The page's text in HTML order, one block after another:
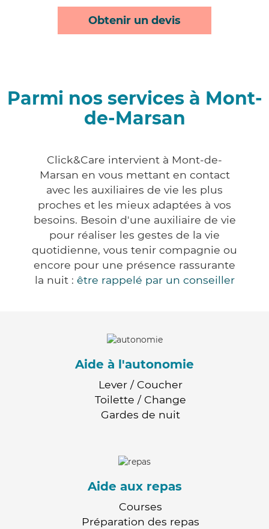
Obtenir un devis
Parmi nos services à Mont-
de-Marsan
Click&Care intervient à Mont-de-
Marsan en vous mettant en contact
avec les auxiliaires de vie les plus
proches et les mieux adaptées à vos
besoins. Besoin d'une auxiliaire de vie
pour réaliser les gestes de la vie
quotidienne, vous tenir compagnie ou
encore pour une présence rassurante
la nuit : être rappelé par un conseiller
Aide à l'autonomie
Lever / Coucher
Toilette / Change
Gardes de nuit
Aide aux repas
Courses
Préparation des repas